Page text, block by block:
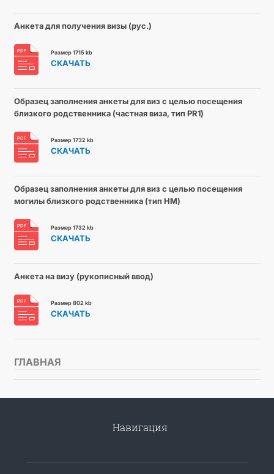
ГЛАВНАЯ
Анкета для получения визы (рус.)
Размер 1715 kb
СКАЧАТЬ
Образец заполнения анкеты для виз с целью посещения
близкого родственника (частная виза, тип PR1)
Размер 1732 kb
СКАЧАТЬ
Образец заполнения анкеты для виз с целью посещения
могилы близкого родственника (тип HM)
Размер 1732 kb
СКАЧАТЬ
Анкета на визу (рукописный ввод)
Размер 802 kb
СКАЧАТЬ
Навигация